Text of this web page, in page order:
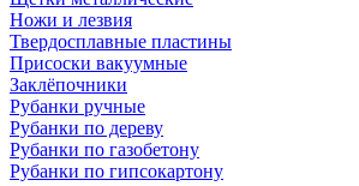
Ножи и лезвия
Твердосплавные пластины
Присоски вакуумные
Заклёпочники
Рубанки ручные
Рубанки по дереву
Рубанки по газобетону
Рубанки по гипсокартону